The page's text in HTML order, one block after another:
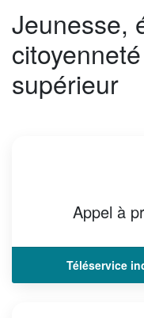
Jeunesse,
supérieur
Appel à
Téléservice